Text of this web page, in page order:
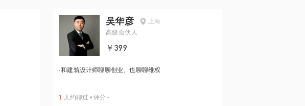
吴华彦
上海
高级合伙人
￥399
·和建筑设计师聊聊创业、也聊聊维权
1 人约聊过 • 评分 -